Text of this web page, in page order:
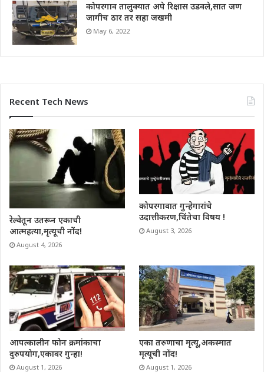
कोपरगाव तालुक्यात अपे रिक्षास उडवले,सात जण
जागीच ठार तर सहा जखमी
May 6, 2022
Recent Tech News
रेल्वेतून उतरून एकाची
आत्महत्या,मृत्यूची नोंद!
August 4, 2026
कोपरगावात गुन्हेगारांचे
उदात्तीकरण,चिंतेचा विषय !
August 3, 2026
आपत्कालीन फोन क्रमांकाचा
दुरुपयोग,एकावर गुन्हा!
August 1, 2026
एका तरुणाचा मृत्यू,अकस्मात
मृत्यूची नोंद!
August 1, 2026